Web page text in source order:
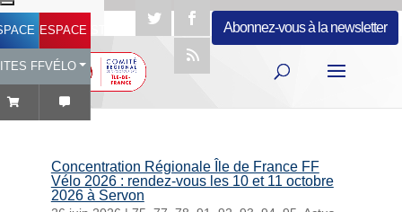
LICENCIÉ
ESPACE STRUCTURES
FFVÉLO
Abonnez-vous à la newsletter
Concentration Régionale Île de France FF
Vélo 2026 : rendez-vous les 10 et 11 octobre
2026 à Servon